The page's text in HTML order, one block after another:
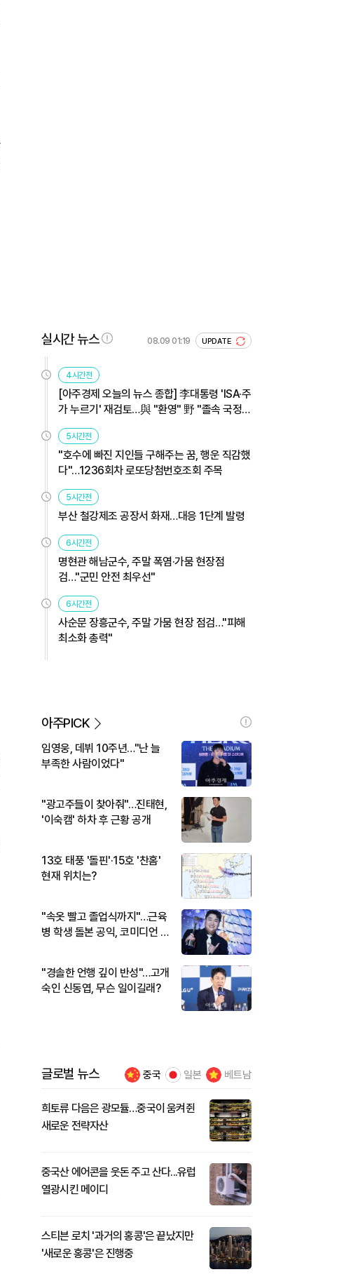
실시간 뉴스 08.09 01:19 UPDATE
4시간전
[아주경제 오늘의 뉴스 종합] 李대통령 'ISA·주
가 누르기' 재검토…與 "환영" 野 "졸속 국정"
外
5시간전
"호수에 빠진 지인들 구해주는 꿈, 행운 직감했
다"…1236회차 로또당첨번호조회 주목
5시간전
부산 철강제조 공장서 화재…대응 1단계 발령
6시간전
명현관 해남군수, 주말 폭염·가뭄 현장점
검…"군민 안전 최우선"
6시간전
사순문 장흥군수, 주말 가뭄 현장 점검…"피해
최소화 총력"
아주PICK
임영웅, 데뷔 10주년…"난 늘
부족한 사람이었다"
"광고주들이 찾아줘"…진태현,
'이숙캠' 하차 후 근황 공개
13호 태풍 '돌핀'·15호 '찬홈'
현재 위치는?
"속옷 빨고 졸업식까지"…근육
병 학생 돌본 공익, 코미디언 김
"경솔한 언행 깊이 반성"…고개
숙인 신동엽, 무슨 일이길래?
글로벌 뉴스 중국 일본 베트남
희토류 다음은 광모듈…중국이 움켜쥔
새로운 전략자산
중국산 에어콘을 웃돈 주고 산다...유럽
열광시킨 메이디
스티븐 로치 '과거의 홍콩'은 끝났지만
'새로운 홍콩'은 진행중